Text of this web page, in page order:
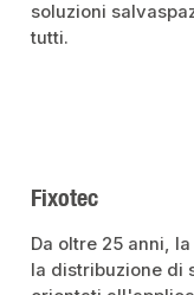
soluzioni
tutti.
Fixotec
Da oltre 25 anni,
la distribuzione di